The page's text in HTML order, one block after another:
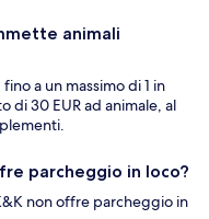
animali
a un massimo di 1 in
di 30 EUR ad animale, al
parcheggio in loco?
non offre parcheggio in